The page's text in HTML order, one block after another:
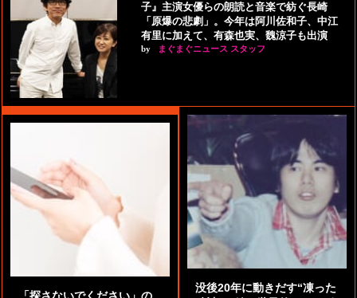
子』主演女優らの朗読と音楽で紡ぐ長崎
「原爆の悲劇」。今年は阿川佐和子、中江
有里に加えて、有森也実、魏涼子も出演
by まぐまぐニュース スタッフ
「探さないでください」の
没後20年に動きだす“凍った